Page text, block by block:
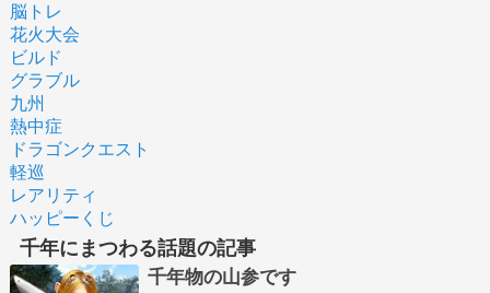
脳トレ
花火大会
ビルド
グラブル
九州
熱中症
ドラゴンクエスト
軽巡
レアリティ
ハッピーくじ
千年にまつわる話題の記事
千年物の山参です